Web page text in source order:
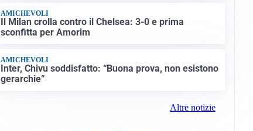
AMICHEVOLI
Il Milan crolla contro il Chelsea: 3-0 e prima
sconfitta per Amorim
AMICHEVOLI
Inter, Chivu soddisfatto: “Buona prova, non esistono
gerarchie”
Altre notizie